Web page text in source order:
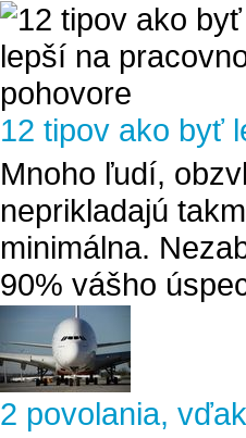
12 tipov ako byť
Mnoho ľudí,
neprikladajú
minimálna.
90% vášho
2 povolania,